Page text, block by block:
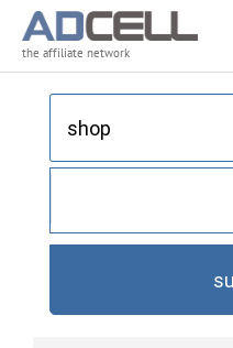
the affiliate network